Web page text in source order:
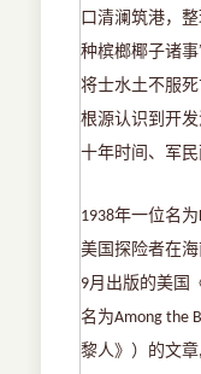
口清澜筑港，
种槟榔椰子诸
将士水土不服
根源认识到开
十年时间、军
1938年一位名为
美国探险者在
9月出版的美国
名为Among the
黎人》）的文章,